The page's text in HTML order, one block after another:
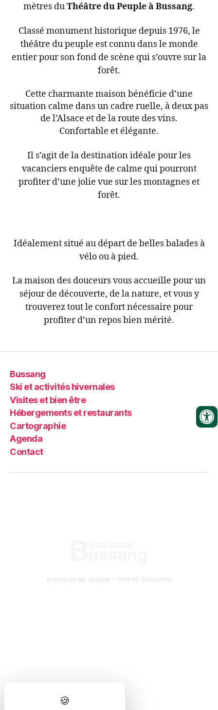
mètres duThéâtre du Peuple à Bussang.
Classé monument historique depuis 1976, le
théâtre du peuple est connu dans le monde
entier pour son fond de scène qui s’ouvre sur la
forêt.
Cette charmante maison bénéficie d’une
situation calme dans un cadre ruelle, à deux pas
de l’Alsace et de la route des vins.
Confortable et élégante.
Il s’agit de la destination idéale pour les
vacanciers enquête de calme qui pourront
profiter d’une jolie vue sur les montagnes et
forêt.
Idéalement situé au départ de belles balades à
vélo ou à pied.
La maison des douceurs vous accueille pour un
séjour de découverte, de la nature, et vous y
trouverez tout le confort nécessaire pour
profiter d’un repos bien mérité.
Bussang
Ski et activités hivernales
Visites et bien être
Hébergements et restaurants
Cartographie
Agenda
Contact
8 avenue de la gare – 88540 BUSSANG